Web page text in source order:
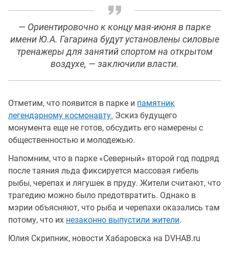
— Ориентировочно к концу мая-июня в парке
имени Ю.А. Гагарина будут установлены силовые
тренажеры для занятий спортом на открытом
воздухе, — заключили власти.
Отметим, что появится в парке и памятник
легендарному космонавту. Эскиз будущего
монумента еще не готов, обсудить его намерены с
общественностью и молодежью.
Напомним, что в парке «Северный» второй год подряд
после таяния льда фиксируется массовая гибель
рыбы, черепах и лягушек в пруду. Жители считают, что
трагедию можно было предотвратить. Однако в
мэрии объясняют, что рыба и черепахи оказались там
потому, что их незаконно выпустили жители.
Юлия Скрипник, новости Хабаровска на DVHAB.ru